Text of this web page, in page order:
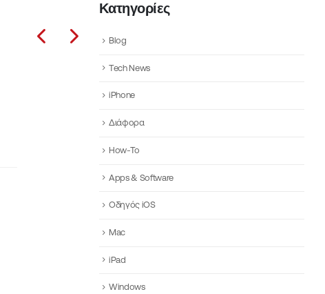
Κατηγορίες
Blog
Tech News
iPhone
Διάφορα
How-To
Apps & Software
Οδηγός iOS
Mac
iPad
Windows